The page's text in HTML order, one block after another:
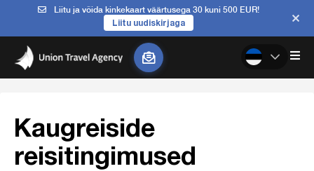
Liitu ja võida kinkekaart väärtusega 30 kuni 500 EUR!
Liitu uudiskirjaga
Kaugreiside
reisitingimused